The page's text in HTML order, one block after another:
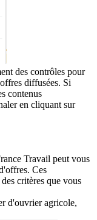
des contrôles pour
diffusées. Si
contenus
en cliquant sur
Travail peut vous
Ces
critères que vous
d'ouvrier agricole,